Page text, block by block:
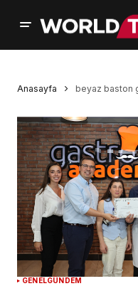
Anasayfa beyaz baston
GENELGÜNDEM